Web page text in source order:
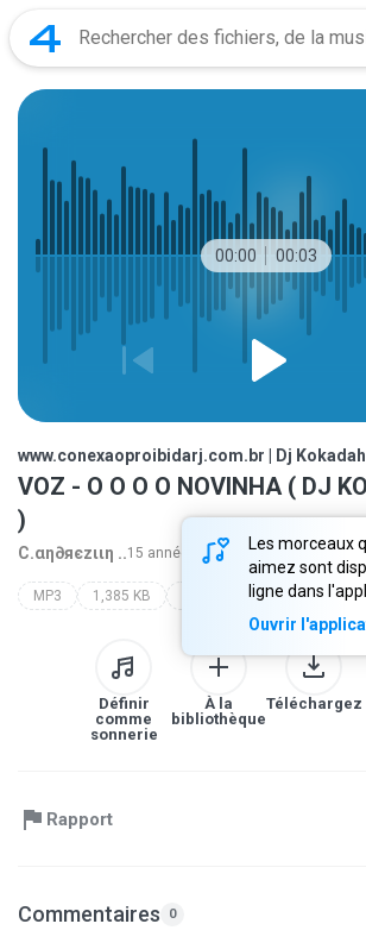
00:00 00:03
Les morceaux
aimez sont
ligne dans
Ouvrir
www.conexaoproibidarj.com.br | Dj
VOZ - O O O O NOVINHA ( DJ
)
C.αη∂яєzιιη ..15 années auparavant plus...
MP3 1,385 KB dj kokadah !
Définir
comme
sonnerie
À la
bibliothèque
Téléchargez
Rapport
Commentaires 0